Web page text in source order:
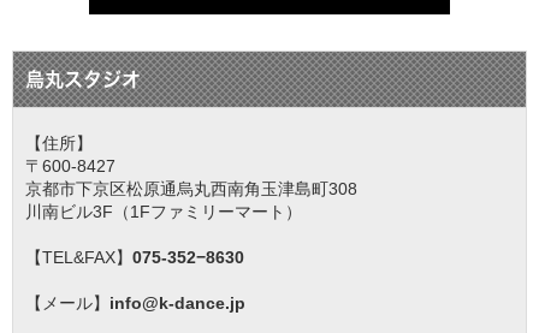
烏丸スタジオ
【住所】
〒600-8427
京都市下京区松原通烏丸西南角玉津島町308
川南ビル3F（1Fファミリーマート）
【TEL&FAX】 075-352−8630
【メール】 info@k-dance.jp